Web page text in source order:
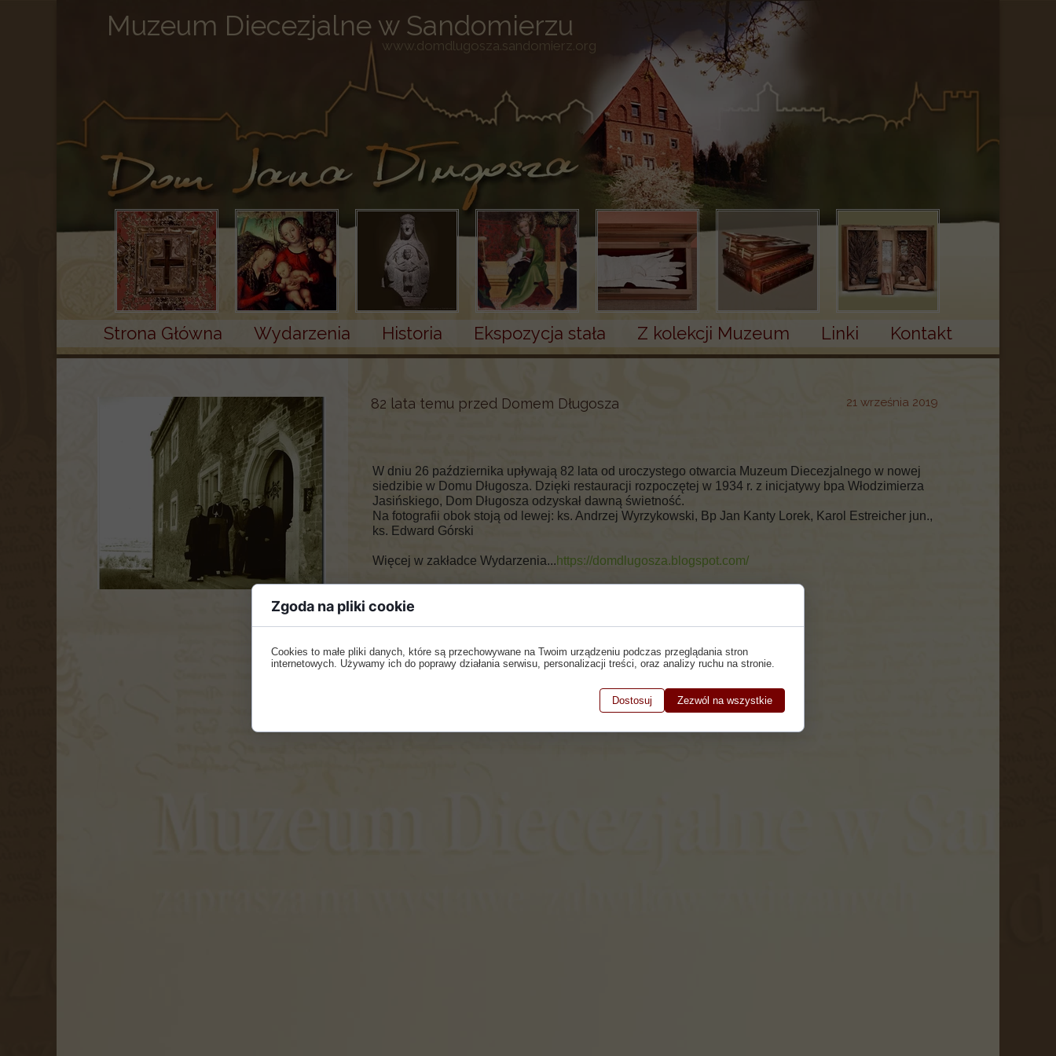
82 lata temu przed Domem Długosza
W dniu 26 października upływają 82 lata od uroczystego otwarcia Muzeum Diecezjalnego w nowej
siedzibie w Domu Długosza. Dzięki restauracji rozpoczętej w 1934 r. z inicjatywy bpa Włodzimierza
Jasińskiego, Dom Długosza odzyskał dawną świetność.
Na fotografii obok stoją od lewej: ks. Andrzej Wyrzykowski, Bp Jan Kanty Lorek, Karol Estreicher jun.,
ks. Edward Górski
Więcej w zakładce Wydarzenia... https://domdlugosza.blogspot.com/
21 września 2019
Strona Główna Wydarzenia Historia Ekspozycja stała Z kolekcji Muzeum Linki Kontakt
www.domdlugosza.sandomierz.org
Muzeum Diecezjalne w Sandomierzu
Zgoda na pliki cookie
Cookies to małe pliki danych, które są przechowywane na Twoim urządzeniu podczas przeglądania stron
internetowych. Używamy ich do poprawy działania serwisu, personalizacji treści, oraz analizy ruchu na stronie.
Dostosuj Zezwól na wszystkie